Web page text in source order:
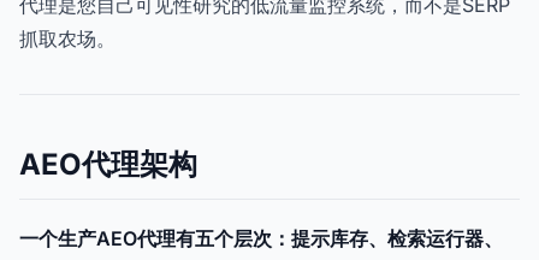
代理是您自己可见性研究的低流量监控系统，而不是SERP
抓取农场。
AEO代理架构
一个生产AEO代理有五个层次：提示库存、检索运行器、